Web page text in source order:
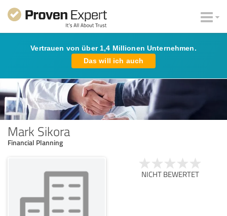
Vertrauen von über 1,4 Millionen Unternehmen.
Das will ich auch
Mark Sikora
Financial Planning
NICHT BEWERTET